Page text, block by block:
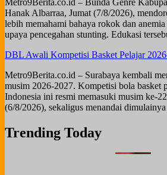
Hanak Albarraa, Jumat (7/8/2026),
lebih memahami bahaya rokok dan
upaya pencegahan stunting. Edukasi
DBL Awali Kompetisi Basket Pelajar
Metro9Berita.co.id – Surabaya kembali
musim 2026-2027. Kompetisi bola basket
Indonesia ini resmi memasuki musim ke-
(6/8/2026), sekaligus menandai
Trending Today